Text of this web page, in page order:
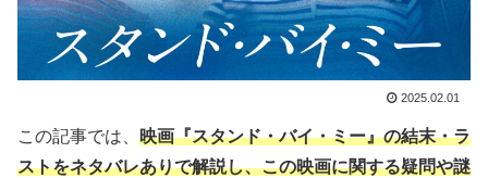
2025.02.01
この記事では、 映画『スタンド・バイ・ミー』の結末・ラ
ストをネタバレありで解説し、この映画に関する疑問や謎